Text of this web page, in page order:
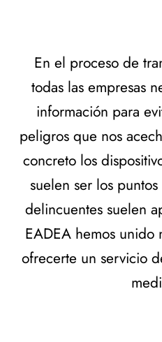
En el proceso de
todas las empresas
información para
peligros que nos
concreto los
suelen ser los
delincuentes suelen
EADEA hemos unido
ofrecerte un servicio